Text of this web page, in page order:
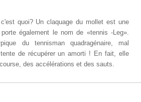
quoi? Un claquage du mollet est une
également le nom de «tennis -Leg».
du tennisman quadragénaire, mal
de récupérer un amorti ! En fait, elle
des accélérations et des sauts.